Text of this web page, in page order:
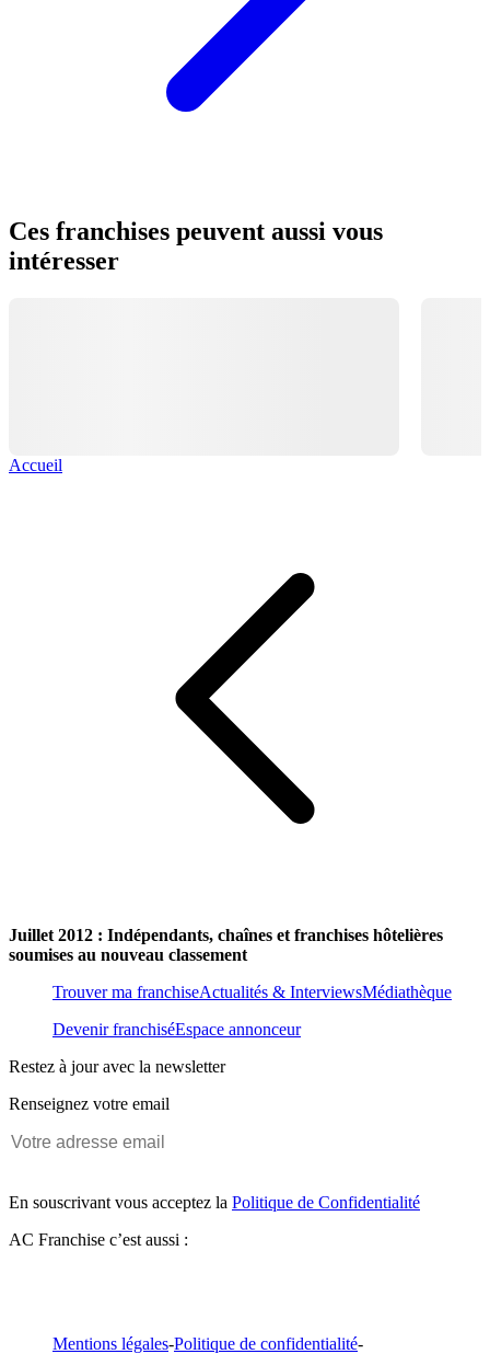
Ces franchises peuvent aussi vous
intéresser
Accueil
Juillet 2012 : Indépendants, chaînes et franchises hôtelières
soumises au nouveau classement
Trouver ma franchiseActualités & InterviewsMédiathèque
Devenir franchiséEspace annonceur
Restez à jour avec la newsletter
Renseignez votre email
En souscrivant vous acceptez la Politique de Confidentialité
AC Franchise c’est aussi :
Mentions légales-Politique de confidentialité-